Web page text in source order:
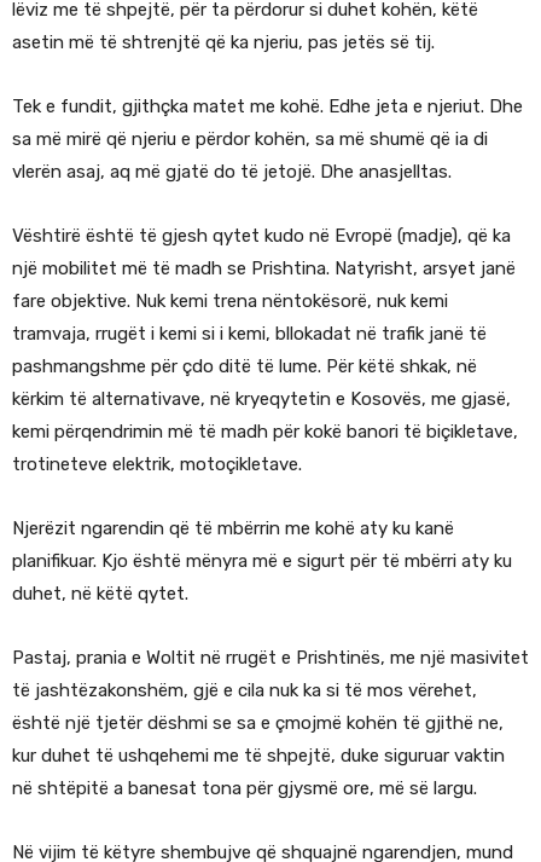
lëviz me të shpejtë, për ta përdorur si duhet kohën, këtë
asetin më të shtrenjtë që ka njeriu, pas jetës së tij.
Tek e fundit, gjithçka matet me kohë. Edhe jeta e njeriut. Dhe
sa më mirë që njeriu e përdor kohën, sa më shumë që ia di
vlerën asaj, aq më gjatë do të jetojë. Dhe anasjelltas.
Vështirë është të gjesh qytet kudo në Evropë (madje), që ka
një mobilitet më të madh se Prishtina. Natyrisht, arsyet janë
fare objektive. Nuk kemi trena nëntokësorë, nuk kemi
tramvaja, rrugët i kemi si i kemi, bllokadat në trafik janë të
pashmangshme për çdo ditë të lume. Për këtë shkak, në
kërkim të alternativave, në kryeqytetin e Kosovës, me gjasë,
kemi përqendrimin më të madh për kokë banori të biçikletave,
trotineteve elektrik, motoçikletave.
Njerëzit ngarendin që të mbërrin me kohë aty ku kanë
planifikuar. Kjo është mënyra më e sigurt për të mbërri aty ku
duhet, në këtë qytet.
Pastaj, prania e Woltit në rrugët e Prishtinës, me një masivitet
të jashtëzakonshëm, gjë e cila nuk ka si të mos vërehet,
është një tjetër dëshmi se sa e çmojmë kohën të gjithë ne,
kur duhet të ushqehemi me të shpejtë, duke siguruar vaktin
në shtëpitë a banesat tona për gjysmë ore, më së largu.
Në vijim të këtyre shembujve që shquajnë ngarendjen, mund